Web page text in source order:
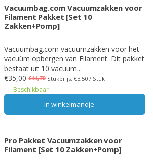
Vacuumbag.com Vacuumzakken voor
Filament Pakket [Set 10
Zakken+Pomp]
Vacuumbag.com vacuumzakken voor het
vacuüm opbergen van Filament. Dit pakket
bestaat uit 10 vacuum...
€35,00 €44,70 Stukprijs: €3,50 / Stuk
Beschikbaar
in winkelmandje
Pro Pakket Vacuumzakken voor
Filament [Set 10 Zakken+Pomp]